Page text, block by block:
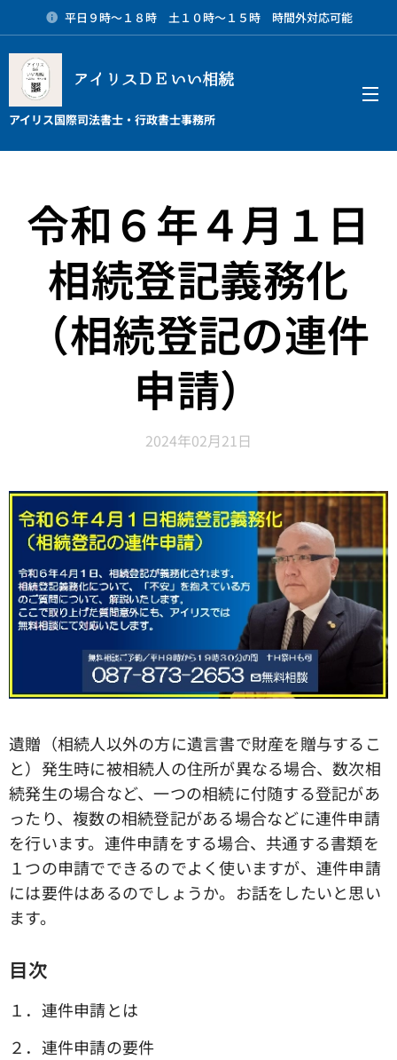
平日９時～１８時 土１０時～１５時 時間外対応可能
アイリスＤＥいい相続
アイリス国際司法書士・行政書士事務所
令和６年４月１日
相続登記義務化
（相続登記の連件
申請）
2024年02月21日
遺贈（相続人以外の方に遺言書で財産を贈与するこ
と）発生時に被相続人の住所が異なる場合、数次相
続発生の場合など、一つの相続に付随する登記があ
ったり、複数の相続登記がある場合などに連件申請
を行います。連件申請をする場合、共通する書類を
１つの申請でできるのでよく使いますが、連件申請
には要件はあるのでしょうか。お話をしたいと思い
ます。
目次
１．連件申請とは
２．連件申請の要件